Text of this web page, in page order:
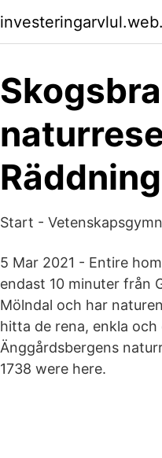
Start -
5 Mar 2021 - Entire
endast 10 minuter från
Mölndal och har
hitta de rena, enkla
Änggårdsbergens
1738 were here.